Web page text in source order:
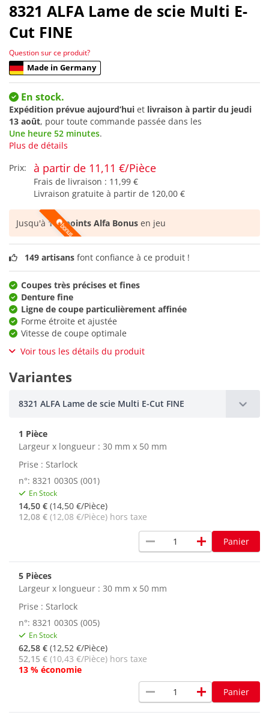
8321 ALFA Lame de scie Multi E-
Cut FINE
Question sur ce produit?
Made in Germany
En stock.
Expédition prévue aujourd’hui et livraison à partir du jeudi
13 août, pour toute commande passée dans les
Une heure 52 minutes.
Plus de détails
Prix:
à partir de 11,11 €/Pièce
Frais de livraison : 11,99 €
Livraison gratuite à partir de 120,00 €
Jusqu'à115 points Alfa Bonus en jeu
149 artisans font confiance à ce produit !
Coupes très précises et fines
Denture fine
Ligne de coupe particulièrement affinée
Forme étroite et ajustée
Vitesse de coupe optimale
Voir tous les détails du produit
Variantes
8321 ALFA Lame de scie Multi E-Cut FINE
1 Pièce
Largeur x longueur : 30 mm x 50 mm
Prise : Starlock
n°: 8321 0030S (001)
En Stock
14,50 € (14,50 €/Pièce)
12,08 € (12,08 €/Pièce) hors taxe
remove add Panier
5 Pièces
Largeur x longueur : 30 mm x 50 mm
Prise : Starlock
n°: 8321 0030S (005)
En Stock
62,58 € (12,52 €/Pièce)
52,15 € (10,43 €/Pièce) hors taxe
13 % économie
remove add Panier